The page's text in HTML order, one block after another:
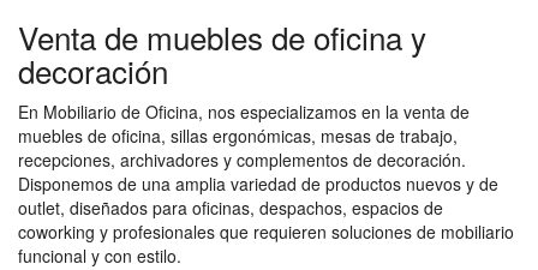
Venta de muebles de oficina y
decoración
En Mobiliario de Oficina, nos especializamos en la venta de
muebles de oficina, sillas ergonómicas, mesas de trabajo,
recepciones, archivadores y complementos de decoración.
Disponemos de una amplia variedad de productos nuevos y de
outlet, diseñados para oficinas, despachos, espacios de
coworking y profesionales que requieren soluciones de mobiliario
funcional y con estilo.